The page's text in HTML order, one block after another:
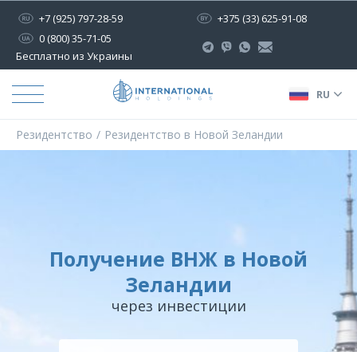
+7 (925) 797-28-59
+375 (33) 625-91-08
0 (800) 35-71-05
Бесплатно из Украины
RU
Резидентство Резидентство в Новой Зеландии
Получение ВНЖ в Новой
Зеландии
через инвестиции